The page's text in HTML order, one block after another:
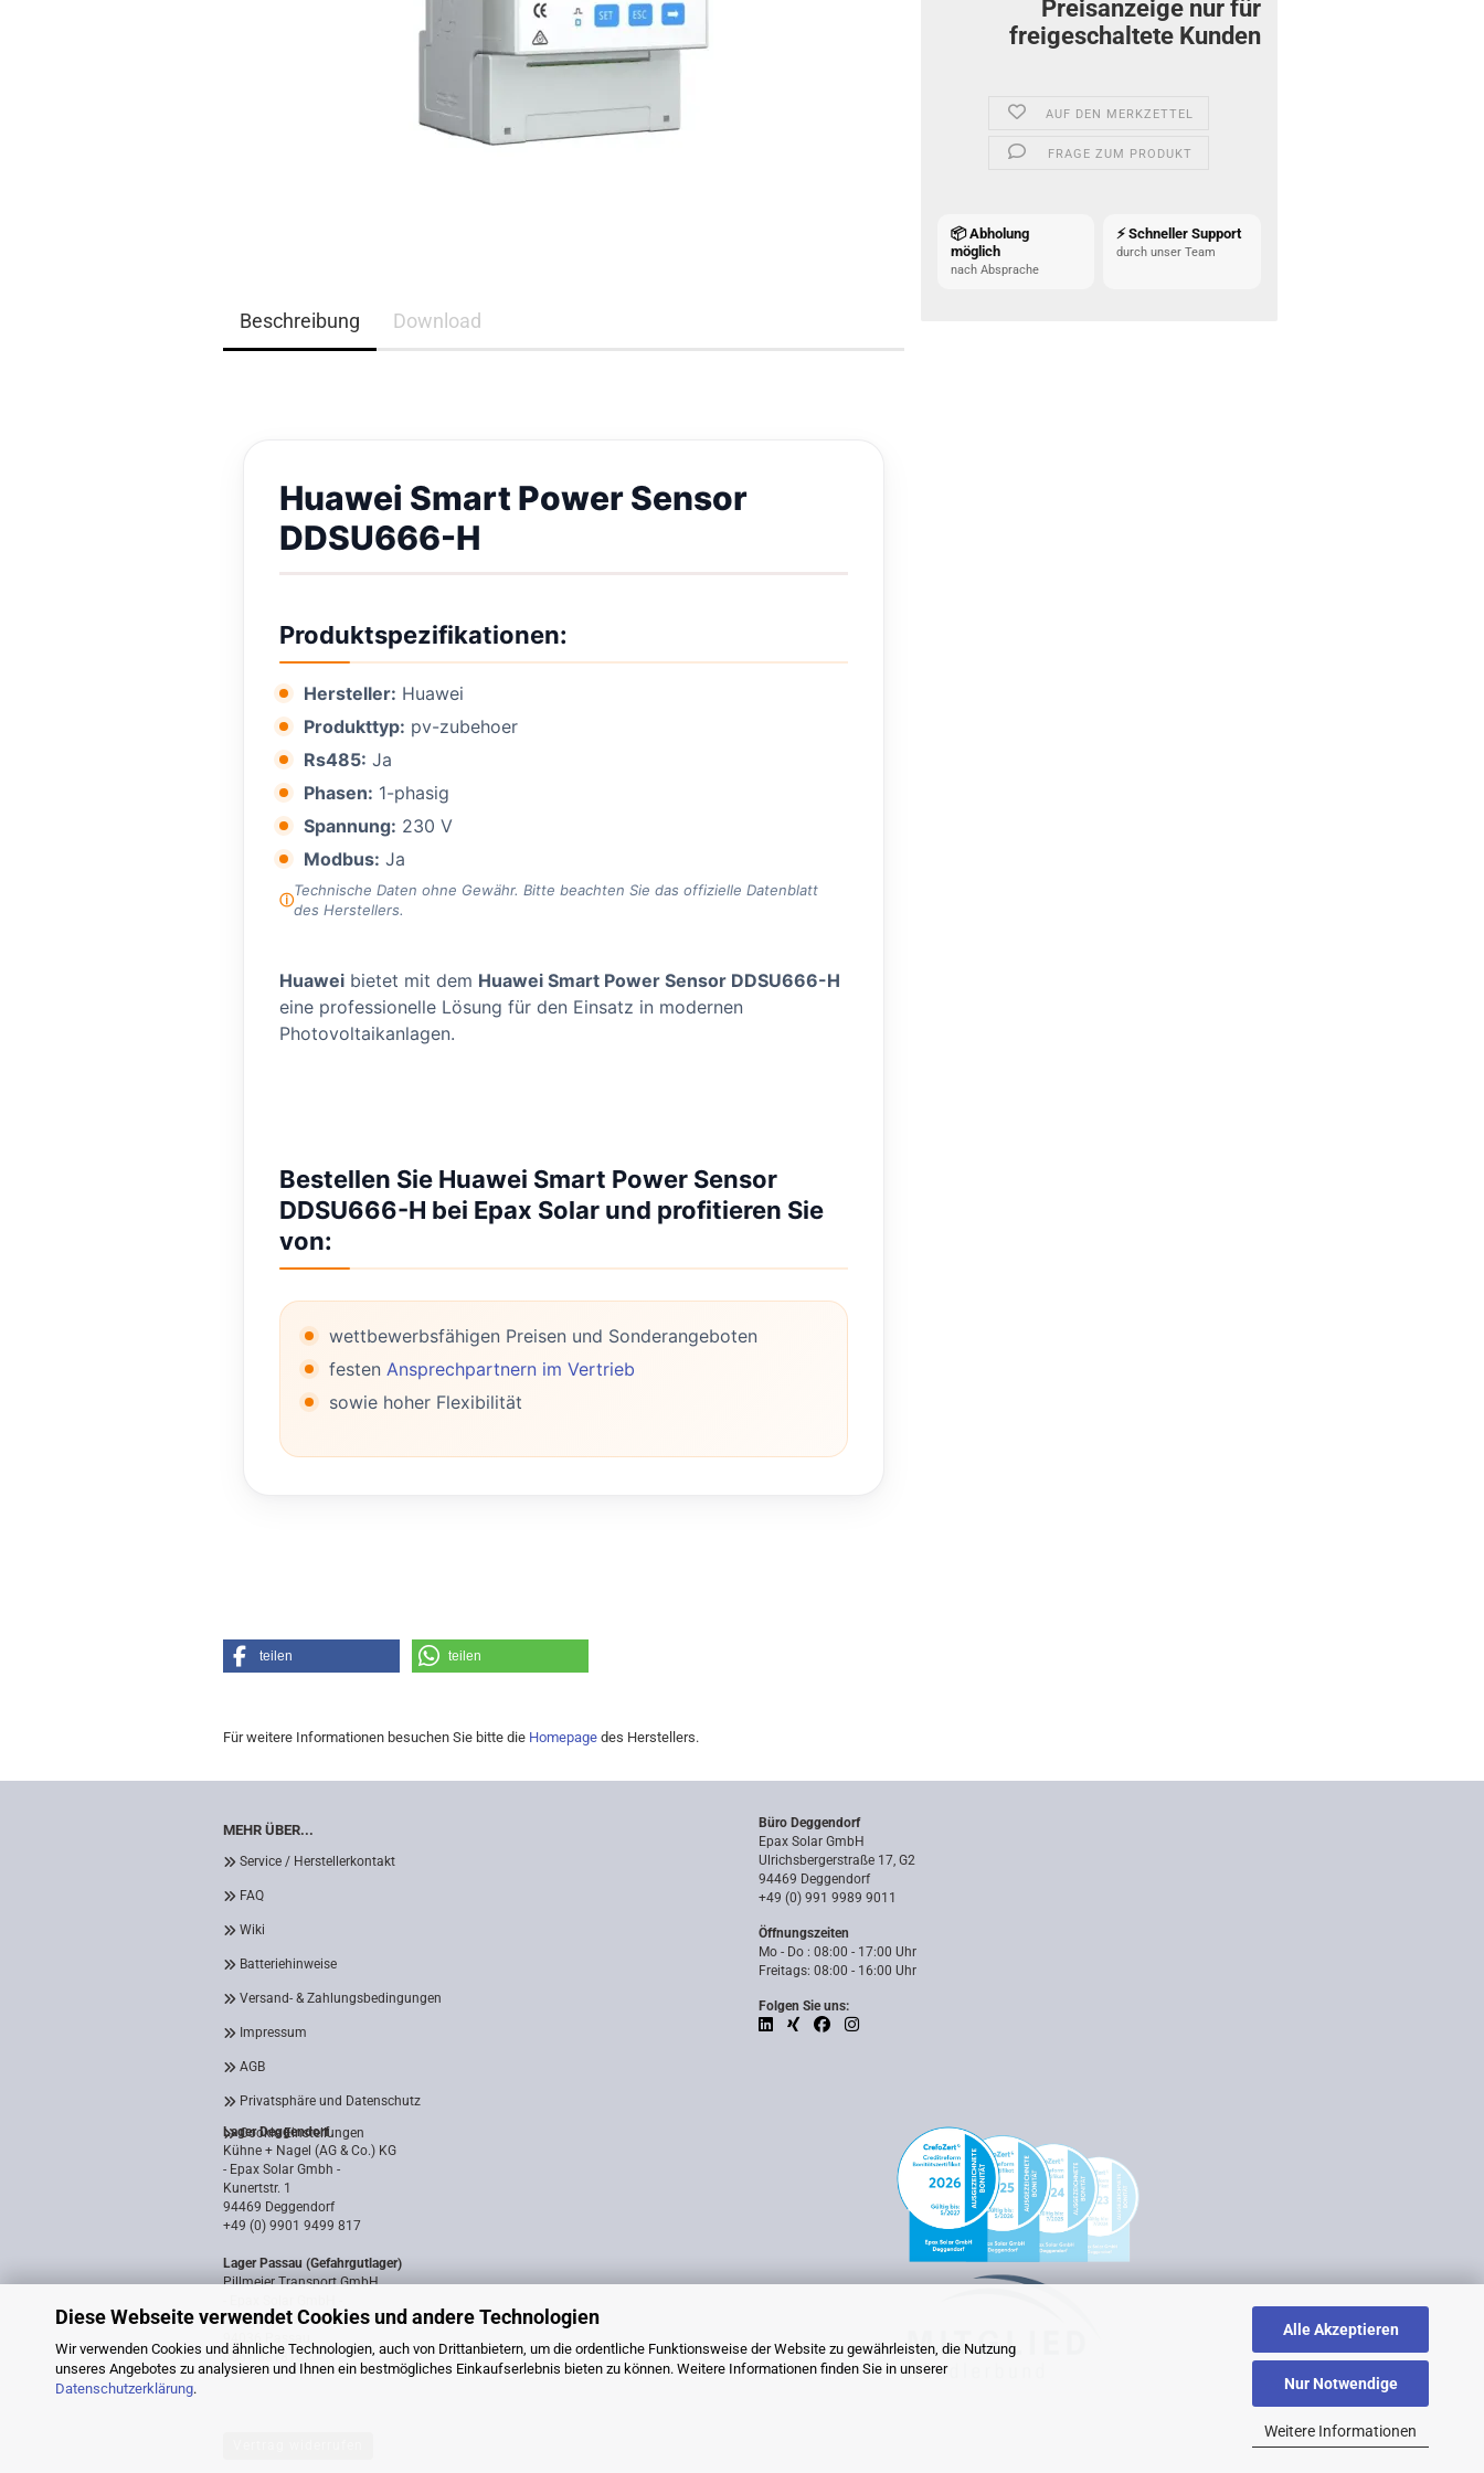
Diese Webseite verwendet Cookies und andere Technologien
Wir verwenden Cookies und ähnliche Technologien, auch von Drittanbietern, um die ordentliche Funktionsweise der Website zu gewährleisten, die Nutzung
unseres Angebotes zu analysieren und Ihnen ein bestmögliches Einkaufserlebnis bieten zu können. Weitere Informationen finden Sie in unserer
Datenschutzerklärung.
Alle Akzeptieren
Nur Notwendige
Weitere Informationen
Preisanzeige nur für
freigeschaltete Kunden
AUF DEN MERKZETTEL
FRAGE ZUM PRODUKT
📦 Abholung
möglich
nach Absprache
⚡ Schneller Support
durch unser Team
Beschreibung Download
Huawei Smart Power Sensor
DDSU666-H
Produktspezifikationen:
Hersteller: Huawei
Produkttyp: pv-zubehoer
Rs485: Ja
Phasen: 1-phasig
Spannung: 230 V
Modbus: Ja
Technische Daten ohne Gewähr. Bitte beachten Sie das offizielle Datenblatt
des Herstellers.
Huawei bietet mit dem Huawei Smart Power Sensor DDSU666-H
eine professionelle Lösung für den Einsatz in modernen
Photovoltaikanlagen.
Bestellen Sie Huawei Smart Power Sensor
DDSU666-H bei Epax Solar und profitieren Sie
von:
wettbewerbsfähigen Preisen und Sonderangeboten
festen Ansprechpartnern im Vertrieb
sowie hoher Flexibilität
teilen teilen
Für weitere Informationen besuchen Sie bitte die Homepage des Herstellers.
MEHR ÜBER...
Service / Herstellerkontakt
FAQ
Wiki
Batteriehinweise
Versand- & Zahlungsbedingungen
Impressum
AGB
Privatsphäre und Datenschutz
Cookie Einstellungen
Büro Deggendorf
Epax Solar GmbH
Ulrichsbergerstraße 17, G2
94469 Deggendorf
+49 (0) 991 9989 9011
Öffnungszeiten
Mo - Do : 08:00 - 17:00 Uhr
Freitags: 08:00 - 16:00 Uhr
Folgen Sie uns:
Lager Deggendorf
Kühne + Nagel (AG & Co.) KG
- Epax Solar Gmbh -
Kunertstr. 1
94469 Deggendorf
+49 (0) 9901 9499 817
Lager Passau (Gefahrgutlager)
Pillmeier Transport GmbH
Industriestraße 14a
0851 8818187